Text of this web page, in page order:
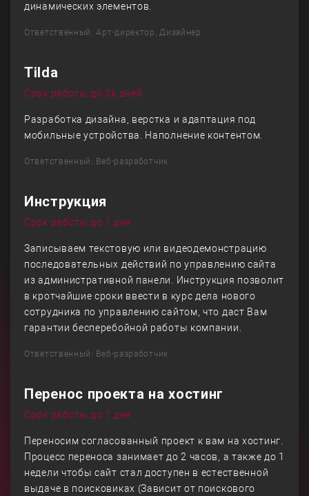
динамических элементов.
Ответственный: Арт-директор, Дизайнер
Tilda
Срок работы до 3х дней
Разработка дизайна, верстка и адаптация под
мобильные устройства. Наполнение контентом.
Ответственный: Веб-разработчик
Инструкция
Срок работы до 1 дня
Записываем текстовую или видеодемонстрацию
последовательных действий по управлению сайта
из административной панели. Инструкция позволит
в кротчайшие сроки ввести в курс дела нового
сотрудника по управлению сайтом, что даст Вам
гарантии бесперебойной работы компании.
Ответственный: Веб-разработчик
Перенос проекта на хостинг
Срок работы до 1 дня
Переносим согласованный проект к вам на хостинг.
Процесс переноса занимает до 2 часов, а также до 1
недели чтобы сайт стал доступен в естественной
выдаче в поисковиках (Зависит от поискового